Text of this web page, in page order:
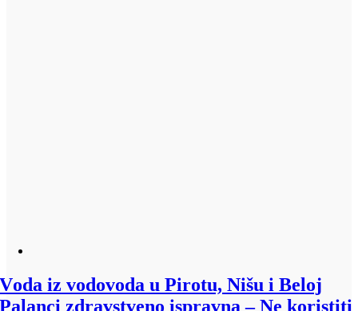
Vоdа iz vodovoda u Pirоtu, Nišu i Bеlој
Pаlаnci zdrаvstvеnо isprаvnа – Ne koristiti